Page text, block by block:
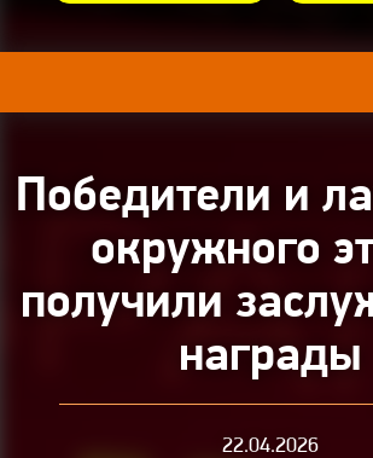
Победители и
окружного
получили
награды
22.04.2026